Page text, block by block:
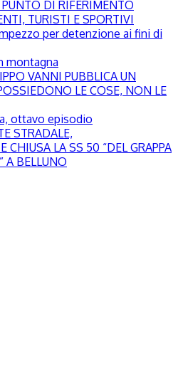
PUNTO DI RIFERIMENTO
TURISTI E SPORTIVI
per detenzione ai fini di
montagna
VANNI PUBBLICA UN
LE COSE, NON LE
ottavo episodio
STRADALE,
CHIUSA LA SS 50 “DEL GRAPPA
A BELLUNO